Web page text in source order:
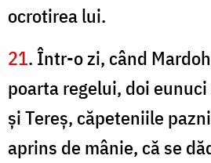
ocrotirea lui.
21. Într-o zi, când
poarta regelui, doi
şi Tereş, căpeteniile
aprins de mânie, că se